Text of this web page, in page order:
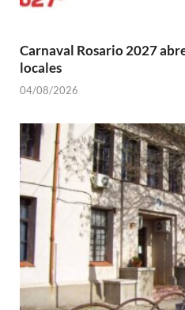
Carnaval Rosario 2027
locales
04/08/2026